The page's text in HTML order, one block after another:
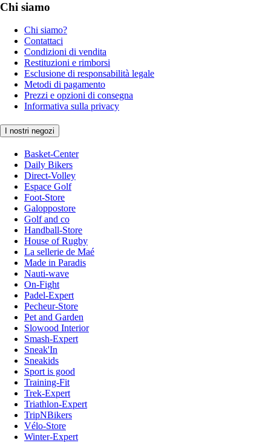
Chi siamo
Chi siamo?
Contattaci
Condizioni di vendita
Restituzioni e rimborsi
Esclusione di responsabilità legale
Metodi di pagamento
Prezzi e opzioni di consegna
Informativa sulla privacy
I nostri negozi
Basket-Center
Daily Bikers
Direct-Volley
Espace Golf
Foot-Store
Galoppostore
Golf and co
Handball-Store
House of Rugby
La sellerie de Maé
Made in Paradis
Nauti-wave
On-Fight
Padel-Expert
Pecheur-Store
Pet and Garden
Slowood Interior
Smash-Expert
Sneak'In
Sneakids
Sport is good
Training-Fit
Trek-Expert
Triathlon-Expert
TripNBikers
Vélo-Store
Winter-Expert